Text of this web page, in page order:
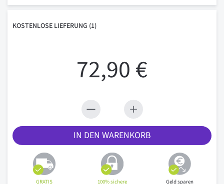
KOSTENLOSE LIEFERUNG (1)
72,90 €
IN DEN WARENKORB
GRATIS
100% sichere
Geld sparen